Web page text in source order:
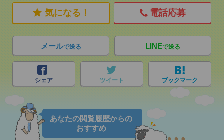
気になる！ 電話応募
メールで送る LINEで送る
シェア ツイート ブックマーク
あなたの閲覧履歴からの
おすすめ